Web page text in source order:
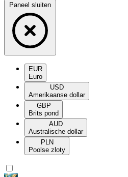
Paneel sluiten
EUR
Euro
USD
Amerikaanse dollar
GBP
Brits pond
AUD
Australische dollar
PLN
Poolse zloty